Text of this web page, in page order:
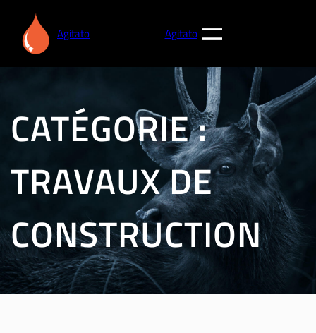
contenu
Agitato Agitato
CATÉGORIE :
TRAVAUX DE
CONSTRUCTION